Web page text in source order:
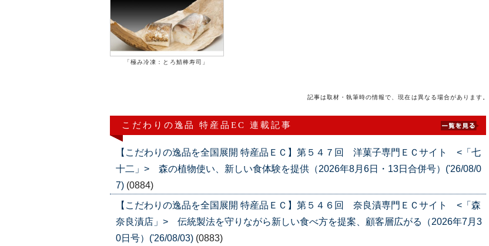
「極み冷凍：とろ鯖棒寿司」
記事は取材・執筆時の情報で、現在は異なる場合があります。
こだわりの逸品 特産品EC 連載記事
【こだわりの逸品を全国展開 特産品ＥＣ】第５４７回 洋菓子専門ＥＣサイト <「七
十二」> 森の植物使い、新しい食体験を提供（2026年8月6日・13日合併号）('26/08/0
7) (0884)
【こだわりの逸品を全国展開 特産品ＥＣ】第５４６回 奈良漬専門ＥＣサイト <「森
奈良漬店」> 伝統製法を守りながら新しい食べ方を提案、顧客層広がる（2026年7月3
0日号）('26/08/03) (0883)